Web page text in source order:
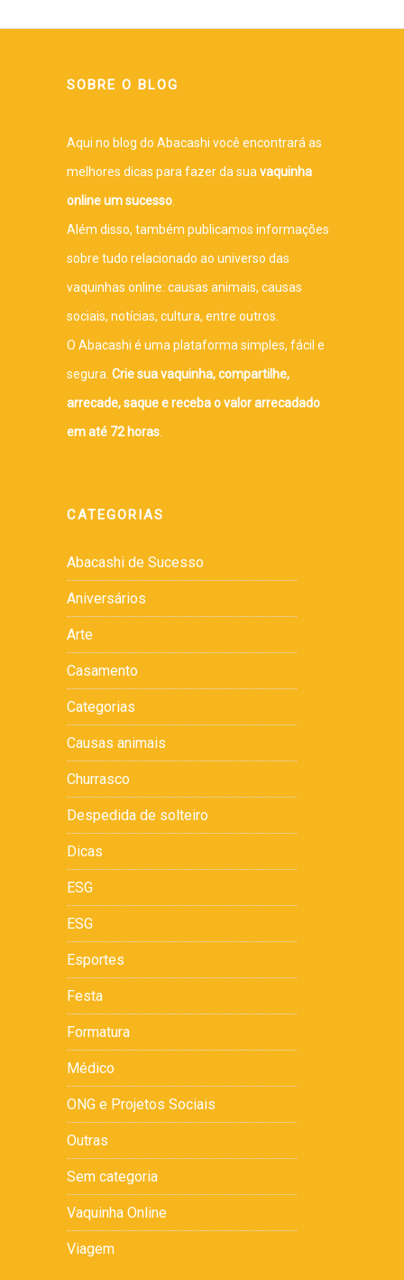
SOBRE O BLOG
Aqui no blog do Abacashi você encontrará as
melhores dicas para fazer da sua vaquinha
online um sucesso
Além disso, também publicamos informações
sobre tudo relacionado ao universo das
vaquinhas online: causas animais, causas
sociais, notícias, cultura, entre outros.
O Abacashi é uma plataforma simples, fácil e
segura. Crie sua vaquinha, compartilhe,
arrecade, saque e receba o valor arrecadado
em até 72 horas
CATEGORIAS
Abacashi de Sucesso
Aniversários
Arte
Casamento
Categorias
Causas animais
Churrasco
Despedida de solteiro
Dicas
ESG
ESG
Esportes
Festa
Formatura
Médico
ONG e Projetos Sociais
Outras
Sem categoria
Vaquinha Online
Viagem